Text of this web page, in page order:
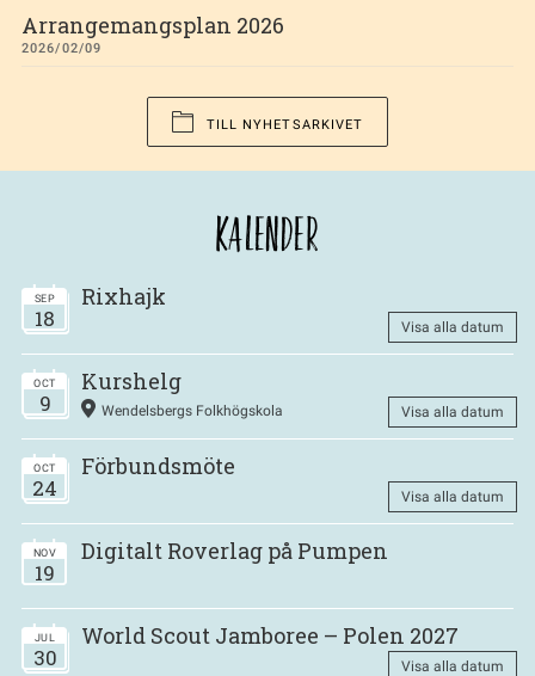
Arrangemangsplan 2026
2026/02/09
TILL NYHETSARKIVET
KALENDER
SEP
18
Rixhajk
Visa alla datum
OCT
9
Kurshelg
Wendelsbergs Folkhögskola Visa alla datum
OCT
24
Förbundsmöte
Visa alla datum
NOV
19
Digitalt Roverlag på Pumpen
JUL
30
World Scout Jamboree – Polen 2027
Visa alla datum